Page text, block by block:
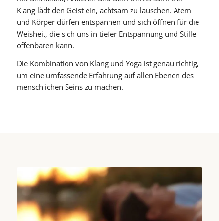
Klang lädt den Geist ein, achtsam zu lauschen. Atem
und Körper dürfen entspannen und sich öffnen für die
Weisheit, die sich uns in tiefer Entspannung und Stille
offenbaren kann.
Die Kombination von Klang und Yoga ist genau richtig,
um eine umfassende Erfahrung auf allen Ebenen des
menschlichen Seins zu machen.